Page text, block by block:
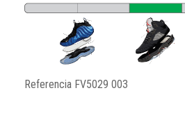
Referencia FV5029 003